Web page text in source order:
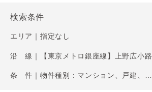
検索条件
エリア｜指定なし
沿 線｜【東京メトロ銀座線】上野広小路